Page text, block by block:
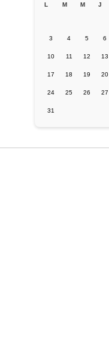
L M M J
3 4 5 6
10 11 12 13
17 18 19 20
24 25 26 27
31